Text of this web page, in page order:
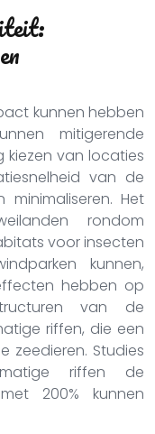
kunnen hebben
mitigerende
kiezen van locaties
van de
Het
rondom
voor insecten
kunnen,
hebben op
van de
riffen, die een
zeedieren. Studies
riffen de
200% kunnen